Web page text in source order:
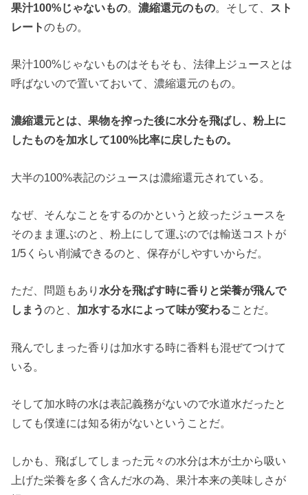
果汁100%じゃないもの。濃縮還元のもの。そして、 スト
レートのもの。
果汁100%じゃないものはそもそも、法律上ジュースとは
呼ばないので置いておいて、濃縮還元のもの。
濃縮還元とは、果物を搾った後に水分を飛ばし、粉上に
したものを加水して100%比率に戻したもの。
大半の100%表記のジュースは濃縮還元されている。
なぜ、そんなことをするのかというと絞ったジュースを
そのまま運ぶのと、粉上にして運ぶのでは輸送コストが
1/5くらい削減できるのと、保存がしやすいからだ。
ただ、問題もあり 水分を飛ばす時に香りと栄養が飛んで
しまうのと、 加水する水によって味が変わることだ。
飛んでしまった香りは加水する時に香料も混ぜてつけて
いる。
そして加水時の水は表記義務がないので水道水だったと
しても僕達には知る術がないということだ。
しかも、飛ばしてしまった元々の水分は木が土から吸い
上げた栄養を多く含んだ水の為、果汁本来の美味しさが